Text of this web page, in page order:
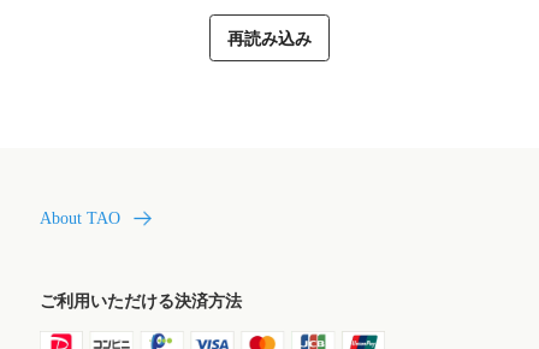
再読み込み
About TAO
ご利用いただける決済方法